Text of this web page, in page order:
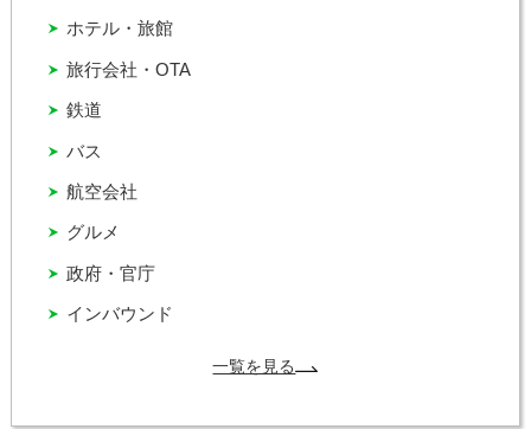
インバウンド
グルメ
バス
ホテル・旅館
政府・官庁
旅行会社・OTA
航空会社
鉄道
一覧を見る